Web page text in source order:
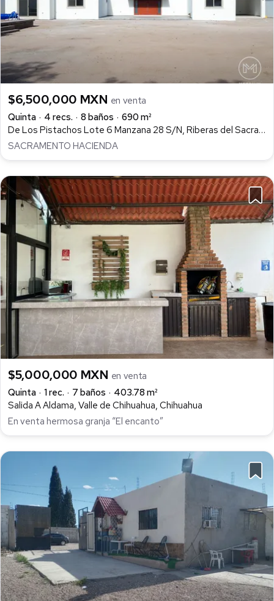
$6,500,000 MXN en venta
Quinta
4 recs. 8 baños
690 m²
De Los Pistachos Lote 6 Manzana 28 S/N, Riberas del Sacramento I y II, Chihuahua
SACRAMENTO HACIENDA
$5,000,000 MXN en venta
Quinta
1 rec. 7 baños
403.78 m²
Salida A Aldama, Valle de Chihuahua, Chihuahua
En venta hermosa granja “El encanto”